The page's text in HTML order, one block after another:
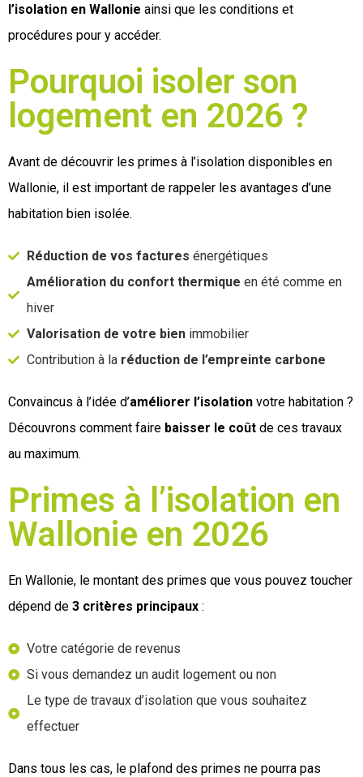
l’isolation en Wallonie ainsi que les conditions et
procédures pour y accéder.
Pourquoi isoler son
logement en 2026 ?
Avant de découvrir les primes à l’isolation disponibles en
Wallonie, il est important de rappeler les avantages d’une
habitation bien isolée.
Réduction de vos factures énergétiques
Amélioration du confort thermique en été comme en
hiver
Valorisation de votre bienimmobilier
Contribution à laréduction de l’empreinte carbone
Convaincus à l’idée d’améliorer l’isolation votre habitation ?
Découvrons comment faire baisser le coût de ces travaux
au maximum.
Primes à l’isolation en
Wallonie en 2026
En Wallonie, le montant des primes que vous pouvez toucher
dépend de 3 critères principaux :
Votre catégorie de revenus
Si vous demandez un audit logement ou non
Le type de travaux d’isolation que vous souhaitez
effectuer
Dans tous les cas, le plafond des primes ne pourra pas